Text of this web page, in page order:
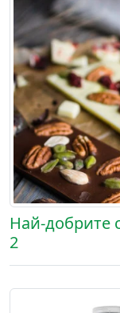
Най-добрите
2